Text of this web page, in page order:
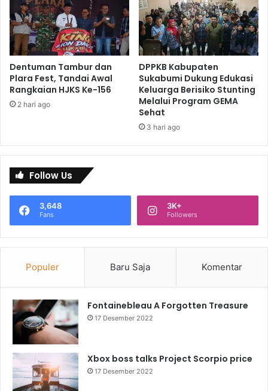
Dentuman Tambur dan
Plara Fest, Tandai Awal
Rangkaian HJKS Ke-156
2 hari ago
DPPKB Kabupaten
Sukabumi Dukung Edukasi
Keluarga Berisiko Stunting
Melalui Program GEMA
Sehat
3 hari ago
Follow Us
3,648
Fans
3K+
Followers
Populer Baru Saja Komentar
Fontainebleau A Forgotten Treasure
17 Desember 2022
Xbox boss talks Project Scorpio price
17 Desember 2022